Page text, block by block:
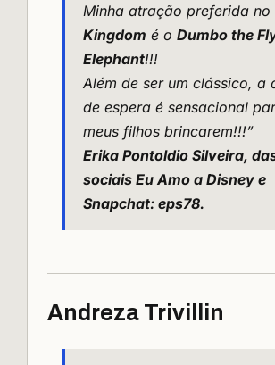
Minha atração preferida no
Kingdom é o Dumbo the
Elephant!!!
Além de ser um clássico, a
de espera é sensacional
meus filhos brincarem!!!”
Erika Pontoldio Silveira,
sociais Eu Amo a Disney e
Snapchat: eps78.
Andreza Trivillin